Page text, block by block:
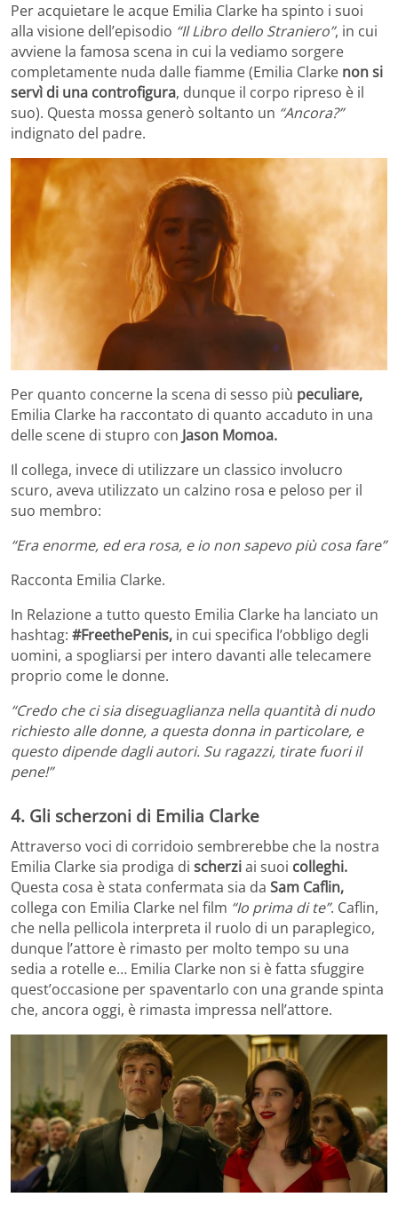
Per acquietare le acque Emilia Clarke ha spinto i suoi
alla visione dell’episodio “Il Libro dello Straniero”, in cui
avviene la famosa scena in cui la vediamo sorgere
completamente nuda dalle fiamme (Emilia Clarke non si
servì di una controfigura, dunque il corpo ripreso è il
suo). Questa mossa generò soltanto un “Ancora?”
indignato del padre.
Per quanto concerne la scena di sesso più peculiare,
Emilia Clarke ha raccontato di quanto accaduto in una
delle scene di stupro con Jason Momoa.
Il collega, invece di utilizzare un classico involucro
scuro, aveva utilizzato un calzino rosa e peloso per il
suo membro:
“Era enorme, ed era rosa, e io non sapevo più cosa fare”
Racconta Emilia Clarke.
In Relazione a tutto questo Emilia Clarke ha lanciato un
hashtag: #FreethePenis, in cui specifica l’obbligo degli
uomini, a spogliarsi per intero davanti alle telecamere
proprio come le donne.
“Credo che ci sia diseguaglianza nella quantità dinudo
richiesto alledonne, a questa donna in particolare, e
questo dipende dagli autori. Su ragazzi, tiratefuoriil
pene!”
4. Gli scherzoni di Emilia Clarke
Attraverso voci di corridoio sembrerebbe che la nostra
Emilia Clarke sia prodiga di scherziai suoi colleghi.
Questa cosa è stata confermata sia da Sam Caflin,
collega con Emilia Clarke nel film “Io prima di te”. Caflin,
che nella pellicola interpreta il ruolo di un paraplegico,
dunque l’attore è rimasto per molto tempo su una
sedia a rotelle e… Emilia Clarke non si è fatta sfuggire
quest’occasione per spaventarlo con una grande spinta
che, ancora oggi, è rimasta impressa nell’attore.